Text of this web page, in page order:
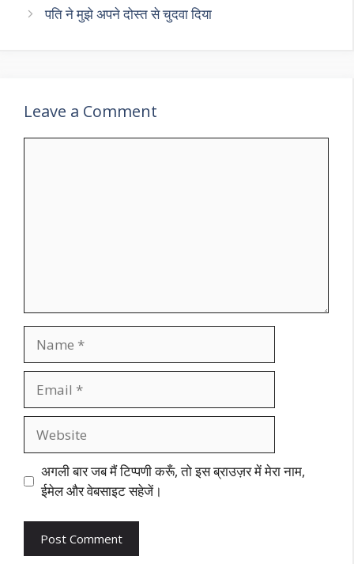
पति ने मुझे अपने दोस्त से चुदवा दिया
Leave a Comment
अगली बार जब मैं टिप्पणी करूँ, तो इस ब्राउज़र में मेरा नाम,
ईमेल और वेबसाइट सहेजें।